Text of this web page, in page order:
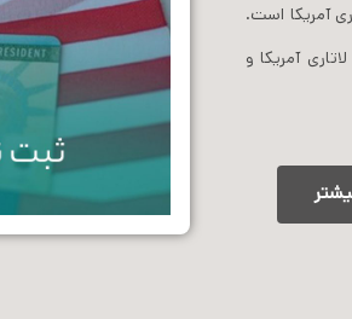
آمریکا است.
آمریکا و